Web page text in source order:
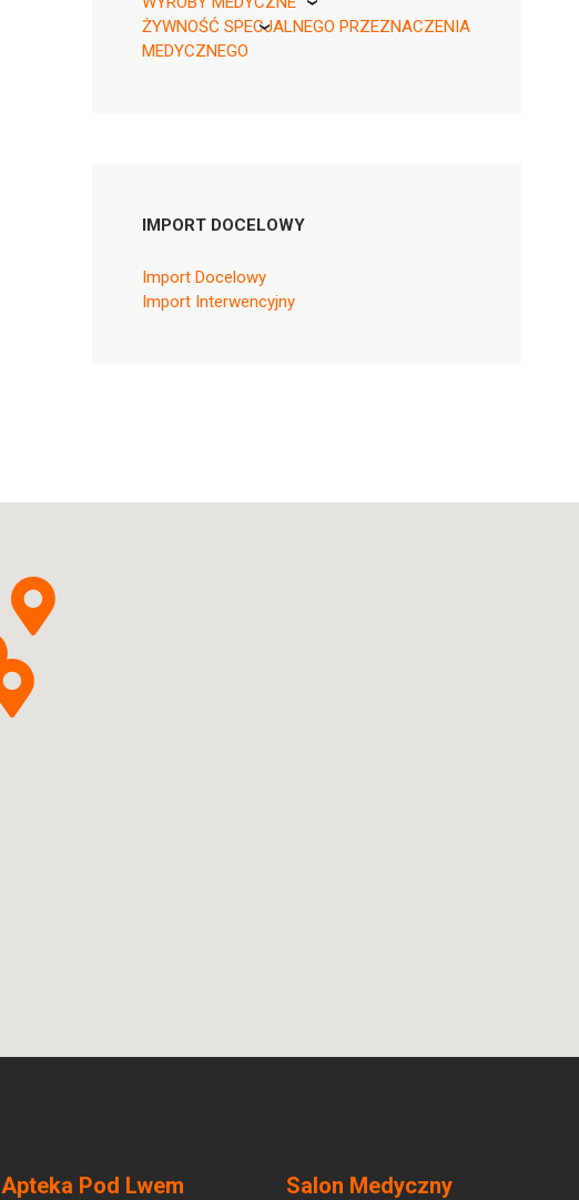
KikGel
ŻYWNOŚĆ SPECJALNEGO PRZEZNACZENIA
MEDYCZNEGO
IMPORT DOCELOWY
Import Docelowy
Import Interwencyjny
Apteka Pod Lwem Salon Medyczny